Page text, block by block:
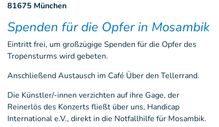
81675 München
Spenden für die Opfer in Mosambik
Eintritt frei, um großzügige Spenden für die Opfer des
Tropensturms wird gebeten.
Anschließend Austausch im Café Über den Tellerrand.
Die Künstler/-innen verzichten auf ihre Gage, der
Reinerlös des Konzerts fließt über uns, Handicap
International e.V., direkt in die Notfallhilfe für Mosambik.